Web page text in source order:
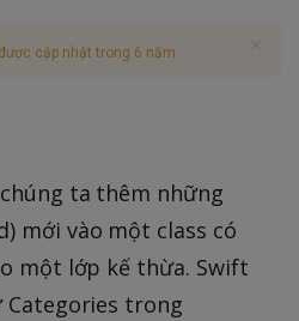
cập nhật trong 6 năm
ta thêm những
mới vào một class có
một lớp kế thừa. Swift
Categories trong